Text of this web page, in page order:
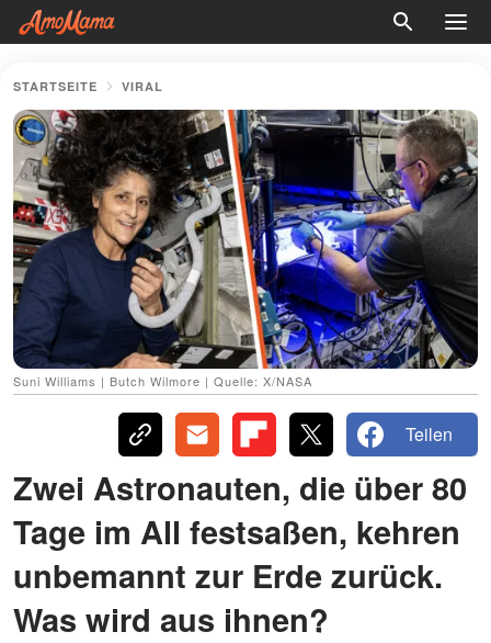
STARTSEITE VIRAL
Suni Williams | Butch Wilmore | Quelle: X/NASA
Teilen
Zwei Astronauten, die über 80
Tage im All festsaßen, kehren
unbemannt zur Erde zurück.
Was wird aus ihnen?